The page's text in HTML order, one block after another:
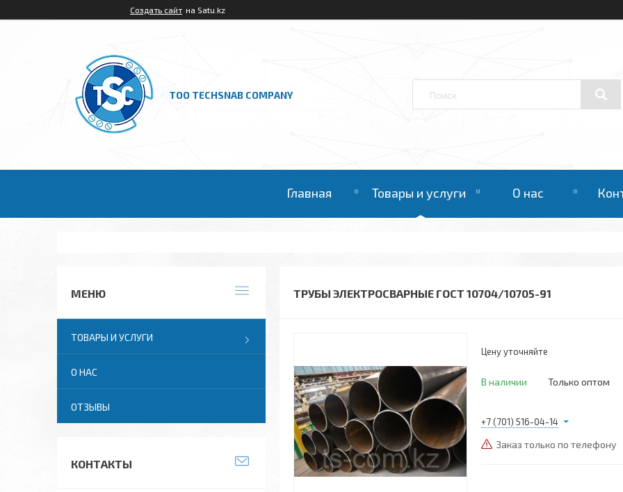
Создать сайт на Satu.kz
ТОО TECHSNAB COMPANY
Главная Товары и услуги О нас
ТРУБЫ ЭЛЕКТРОСВАРНЫЕ ГОСТ 10704/10705-91
Цену уточняйте
В наличии Только оптом
+7 (701) 516-04-14
Заказ только по телефону
ТОВАРЫ И УСЛУГИ
О НАС
ОТЗЫВЫ
КОНТАКТЫ